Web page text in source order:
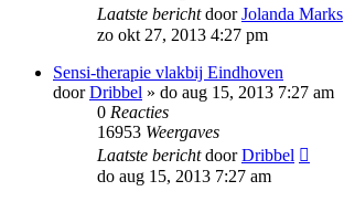
Laatste berichtdoorJolanda Marks
zo okt 27, 2013 4:27 pm
Sensi-therapie vlakbij Eindhoven
doorDribbel » do aug 15, 2013 7:27 am
0 Reacties
16953 Weergaves
Laatste berichtdoorDribbel
do aug 15, 2013 7:27 am